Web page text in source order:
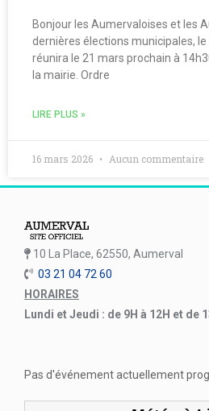
Bonjour les Aumervaloises et les
dernières élections municipales,
réunira le 21 mars prochain à
la mairie. Ordre
LIRE PLUS »
16 mars 2026 Aucun commentaire
10 La Place, 62550, Aumerval
03 21 04 72 60
HORAIRES
Lundi et Jeudi : de 9H à 12H et de
Pas d'événement actuellement